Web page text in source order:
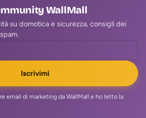
WallMall
su domotica e sicurezza, consigli dei
Iscrivimi
email di marketing da WallMall e ho letto la